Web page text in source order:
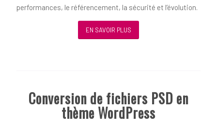
performances, le référencement, la sécurité et l’évolution.
EN SAVOIR PLUS
Conversion de fichiers PSD en
thème WordPress